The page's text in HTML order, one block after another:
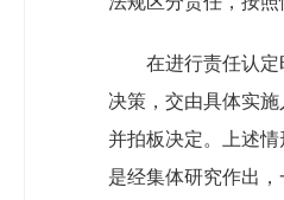
在进行责任认
决策，交由具体实
并拍板决定。上述
是经集体研究作出